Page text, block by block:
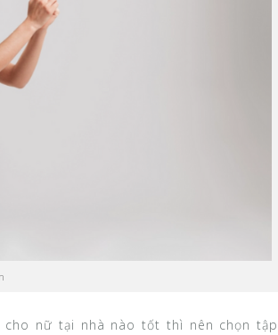
cho nữ tại nhà nào tốt thì nên chọn tập